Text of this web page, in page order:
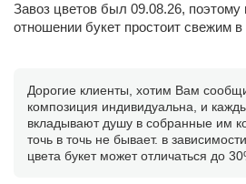
Завоз цветов был 09.08.26, поэтому
отношении букет простоит свежим в
Дорогие клиенты, хотим Вам
композиция индивидуальна, и
вкладывают душу в собранные им
точь в точь не бывает. в
цвета букет может отличаться до